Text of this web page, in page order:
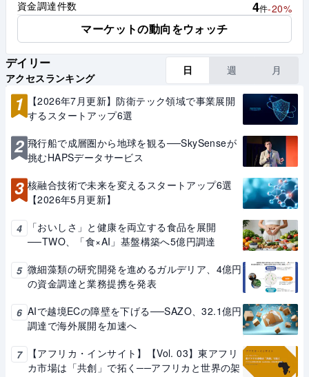
資金調達件数
4件-20%
マーケットの動向をウォッチ
デイリー
アクセスランキング
日 週 月
1
【2026年7月更新】防衛テック領域で事業展開
するスタートアップ6選
2 飛行船で成層圏から地球を観る──SkySenseが
挑むHAPSデータサービス
3 核融合技術で未来を変えるスタートアップ6選
【2026年5月更新】
4
「おいしさ」と健康を両立する食品を展開
──TWO、「食×AI」基盤構築へ5億円調達
5 微細藻類の研究開発を進めるガルデリア、4億円
の資金調達と業務提携を発表
6 AIで越境ECの障壁を下げる──SAZO、32.1億円
調達で海外展開を加速へ
7
【アフリカ・インサイト】【Vol. 03】東アフリ
カ市場は「共創」で拓く──アフリカと世界の架